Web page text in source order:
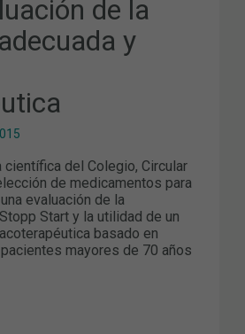
de la
y
científica del Colegio, Circular
de medicamentos para
evaluación de la
Start y la utilidad de un
basado en
mayores de 70 años